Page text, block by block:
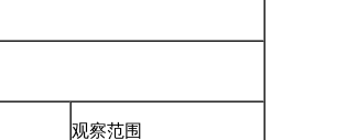
观察范围